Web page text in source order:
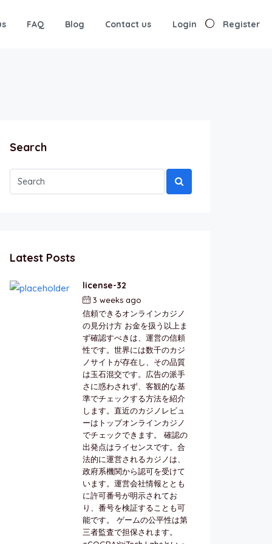
FAQ Blog Contact us Login Register
Search
Latest Posts
license-32
3 weeks ago
信頼できるオンラインカジノ
の見分け方 お金を扱う以上ま
ず確認すべきは、運営の信頼
性です。世界には数千のカジ
ノサイトが存在し、その品質
は玉石混交です。広告の派手
さに惑わされず、客観的な基
準でチェックする方法を紹介
します。直近のカジノレビュ
ーはトップオンラインカジノ
でチェックできます。 確認の
出発点はライセンスです。合
法的に運営されるカジノは、
政府系機関から認可を受けて
います。運営会社情報ととも
に許可番号が明示されてお
り、番号を検証することも可
能です。 ゲームの公平性は第
三者監査で担保されます。